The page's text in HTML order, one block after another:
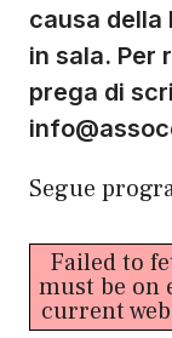
causa della
in sala. Per
prega di
Segue
Failed to
must be on
current